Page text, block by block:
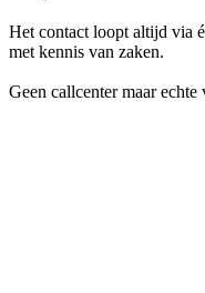
Het contact loopt altijd via
met kennis van zaken.
Geen callcenter maar echte